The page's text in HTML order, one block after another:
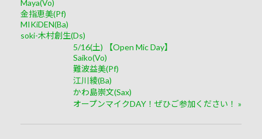
Maya(Vo)
金指恵美(Pf)
MIKiDEN(Ba)
soki-木村創生(Ds)
5/16(土) 【Open Mic Day】
Saiko(Vo)
難波益美(Pf)
江川綾(Ba)
かわ島崇文(Sax)
オープンマイクDAY！ぜひご参加ください！ »